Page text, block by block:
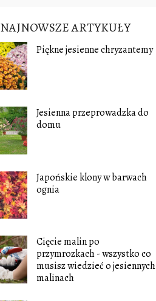
NAJNOWSZE ARTYKUŁY
Piękne jesienne chryzantemy
Jesienna przeprowadzka do
domu
Japońskie klony w barwach
ognia
Cięcie malin po
przymrozkach - wszystko co
musisz wiedzieć o jesiennych
malinach